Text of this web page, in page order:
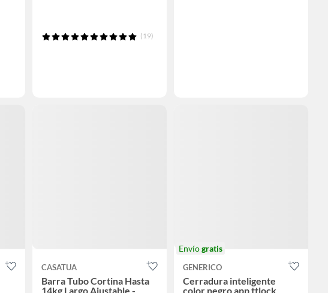
(19)
CASATUA
Barra Tubo Cortina Hasta
14kg Largo Ajustable -
Envíogratis
GENERICO
Cerradura inteligente
color negro app ttlock